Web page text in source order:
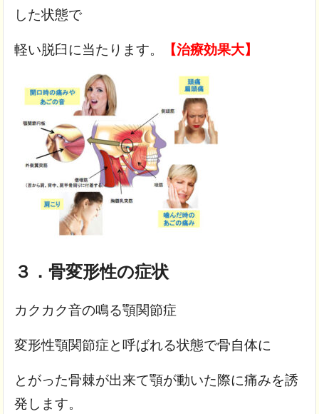
した状態で
軽い脱臼に当たります。 【治療効果大】
３．骨変形性の症状
カクカク音の鳴る顎関節症
変形性顎関節症と呼ばれる状態で骨自体に
とがった骨棘が出来て顎が動いた際に痛みを誘
発します。